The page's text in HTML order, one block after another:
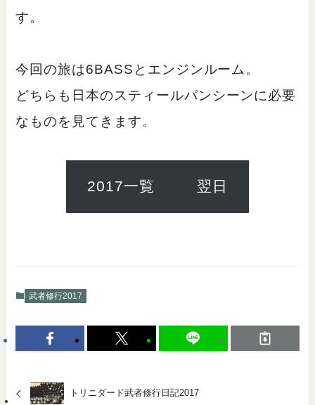
す。
今回の旅は6BASSとエンジンルーム。
どちらも日本のスティールパンシーンに必要
なものを見てきます。
2017一覧 翌日
武者修行2017
トリニダード武者修行日記2017